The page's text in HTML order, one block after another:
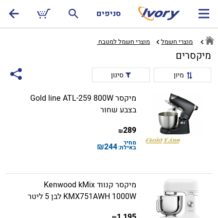
סניפים
מוצרי חשמל מוצרי חשמל למטבח ‏
מיקסרים
מיון סינון
מיקסר Gold line ATL-259 800W
בצבע שחור
289
₪
מחיר
באילת:244
₪
מיקסר קנווד Kenwood kMix
KMX751AWH 1000W לבן 5 ליטר